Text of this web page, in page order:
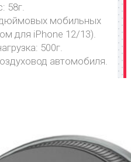
58г.
мобильных
для iPhone 12/13).
500г.
автомобиля.